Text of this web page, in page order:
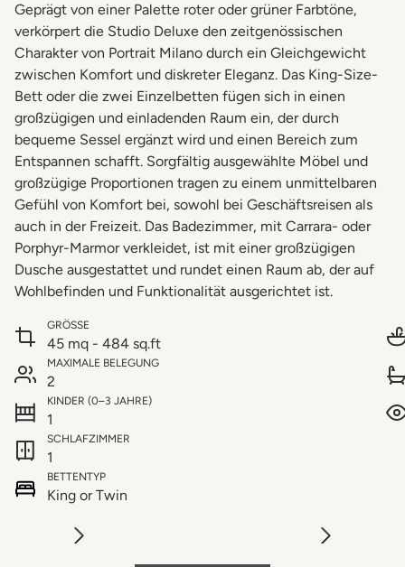
Geprägt von einer Palette roter oder grüner Farbtöne,
verkörpert die Studio Deluxe den zeitgenössischen
Charakter von Portrait Milano durch ein Gleichgewicht
zwischen Komfort und diskreter Eleganz. Das King-Size-
Bett oder die zwei Einzelbetten fügen sich in einen
großzügigen und einladenden Raum ein, der durch
bequeme Sessel ergänzt wird und einen Bereich zum
Entspannen schafft. Sorgfältig ausgewählte Möbel und
großzügige Proportionen tragen zu einem unmittelbaren
Gefühl von Komfort bei, sowohl bei Geschäftsreisen als
auch in der Freizeit. Das Badezimmer, mit Carrara- oder
Porphyr-Marmor verkleidet, ist mit einer großzügigen
Dusche ausgestattet und rundet einen Raum ab, der auf
Wohlbefinden und Funktionalität ausgerichtet ist.
GRÖSSE
45 mq - 484 sq.ft
MAXIMALE BELEGUNG
2
KINDER (0–3 JAHRE)
1
SCHLAFZIMMER
1
BETTENTYP
King or Twin